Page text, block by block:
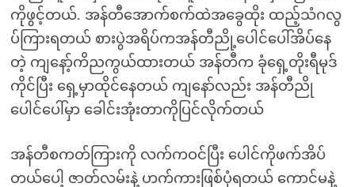
ကိုဖွင့်တယ်. အန်တီအောက်စက်ထဲအခွေထိုး ထည့်သံဂလွ
ပ်ကြားရတယ် စားပွဲအရိပ်ကအန်တီညို့ပေါင်ပေါ်အိပ်နေ
တဲ့ ကျနော့်ကိညကွယ်ထားတယ် အန်တီက ခုံရှေ့တိုးရီမုဒ်
ကိုင်ပြီး ရှေ့မှာထိုင်နေတယ် ကျနော်လည်း အန်တီညို
ပေါင်ပေါ်မှာ ခေါင်းအုံးတာကိုပြင်လိုက်တယ်
အန်တီစကတ်ကြားကို လက်ကဝင်ပြီး ပေါင်ကိုဖက်အိပ်
တယ်ပေါ့ ဇာတ်လမ်းနဲ့ ဟက်ကားဖြစ်ပုံရတယ် ကောင်မနဲ့